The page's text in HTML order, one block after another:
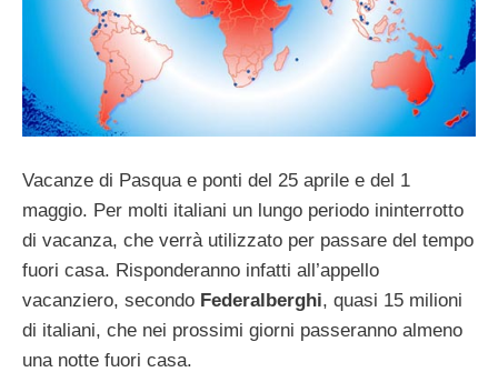
Vacanze di Pasqua e ponti del 25 aprile e del 1
maggio. Per molti italiani un lungo periodo ininterrotto
di vacanza, che verrà utilizzato per passare del tempo
fuori casa. Risponderanno infatti all’appello
vacanziero, secondo Federalberghi, quasi 15 milioni
di italiani, che nei prossimi giorni passeranno almeno
una notte fuori casa.